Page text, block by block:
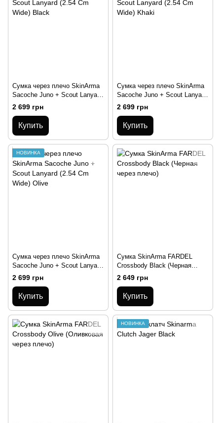
Сумка через плечо SkinArma
Sacoche Juno + Scout Lanyard
(2.54 Cm Wide) Black
2 699 грн
Купить
Сумка через плечо SkinArma
Sacoche Juno + Scout Lanyard
(2.54 Cm Wide) Khaki
2 699 грн
Купить
НОВИНКА
Сумка через плечо SkinArma
Sacoche Juno + Scout Lanyard
(2.54 Cm Wide) Olive
2 699 грн
Купить
Сумка SkinArma FARDEL
Crossbody Black (Черная
через плечо)
2 649 грн
Купить
НОВИНКА